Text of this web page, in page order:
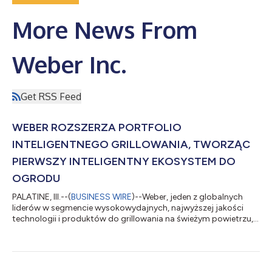
More News From
Weber Inc.
Get RSS Feed
WEBER ROZSZERZA PORTFOLIO
INTELIGENTNEGO GRILLOWANIA, TWORZĄC
PIERWSZY INTELIGENTNY EKOSYSTEM DO
OGRODU
PALATINE, Ill.--(BUSINESS WIRE)--Weber, jeden z globalnych
liderów w segmencie wysokowydajnych, najwyższej jakości
technologii i produktów do grillowania na świeżym powietrzu,
grillowania, łącząc inteligentne grille, akcesoria oraz aplikację